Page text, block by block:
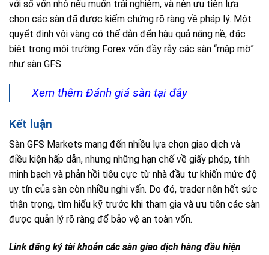
với số vốn nhỏ nếu muốn trải nghiệm, và nên ưu tiên lựa
chọn các sàn đã được kiểm chứng rõ ràng về pháp lý. Một
quyết định vội vàng có thể dẫn đến hậu quả nặng nề, đặc
biệt trong môi trường Forex vốn đầy rẫy các sàn “mập mờ”
như sàn GFS.
Xem thêm Đánh giá sàn tại đây
Kết luận
Sàn GFS Markets mang đến nhiều lựa chọn giao dịch và
điều kiện hấp dẫn, nhưng những hạn chế về giấy phép, tính
minh bạch và phản hồi tiêu cực từ nhà đầu tư khiến mức độ
uy tín của sàn còn nhiều nghi vấn. Do đó, trader nên hết sức
thận trọng, tìm hiểu kỹ trước khi tham gia và ưu tiên các sàn
được quản lý rõ ràng để bảo vệ an toàn vốn.
Link đăng ký tài khoản các sàn giao dịch hàng đầu hiện